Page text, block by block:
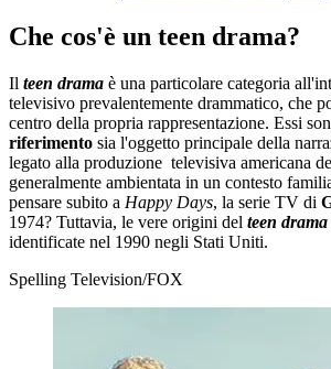
Che cos'è un teen drama?
Il teen drama è una particolare categoria
televisivo prevalentemente drammatico, che
centro della propria rappresentazione. Essi
riferimento sia l'oggetto principale della
legato alla produzione televisiva americana
generalmente ambientata in un contesto
pensare subito a Happy Days, la serie TV di
1974? Tuttavia, le vere origini del teen drama
identificate nel 1990 negli Stati Uniti.
Spelling Television/FOX